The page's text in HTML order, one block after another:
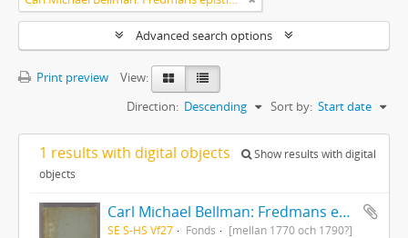
Advanced search options
Print preview
View:
Sort by: Start date
Direction: Descending
1 results with digital objects
Show results with digital
objects
Carl Michael Bellman: Fredmans epistlar m.m.
SE S-HS Vf27 Fonds [mellan 1770 och 1790?]